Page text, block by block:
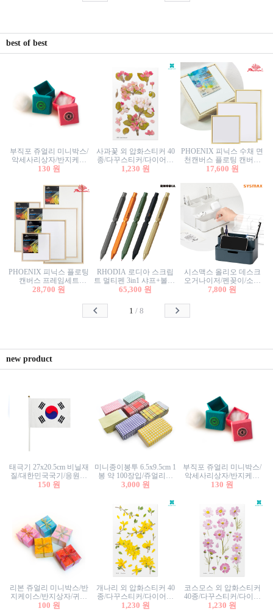
best of best
부직포 쥬얼리 미니박스/
악세사리상자/반지케이
스/반지상자/귀걸이상자/
130 원
사과꽃 외 압화스티커 40
종/다꾸스티커/다이어리
꾸미기/꽃스티커/자연물
1,230 원
PHOENIX 피닉스 수채 면
천캔버스 플로팅 캔버스
프레임세트 30x30cm/액자
17,600 원
PHOENIX 피닉스 플로팅
캔버스 프레임세트
50x50cm/액자캔버스/인테
28,700 원
RHODIA 로디아 스크립
트 멀티펜 3in1 샤프+볼펜/
무광택 알루미늄 육각배
65,300 원
시스맥스 올리오 데스크
오거나이저/펜꽂이/소품
꽂이/소품함/정리함/수납
7,800 원
1 / 8
new product
태극기 27x20.5cm 비닐재
질/대한민국국기/응원깃
발/행사깃발
150 원
미니종이봉투 6.5x9.5cm 1
봉 약 100장입/쥬얼리봉
투/증명사진봉투/악세사
3,000 원
부직포 쥬얼리 미니박스/
악세사리상자/반지케이
스/반지상자/귀걸이상자/
130 원
리본 쥬얼리 미니박스/반
지케이스/반지상자/귀걸
이상자/귀걸이박스/악세
100 원
개나리 외 압화스티커 40
종/다꾸스티커/다이어리
꾸미기/꽃스티커/자연물
1,230 원
코스모스 외 압화스티커
40종/다꾸스티커/다이어
리꾸미기/꽃스티커/자연
1,230 원